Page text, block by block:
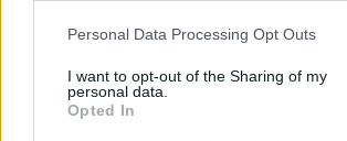
Personal Data Processing Opt Outs
I want to opt-out of the Sharing of my
personal data.
Opted In